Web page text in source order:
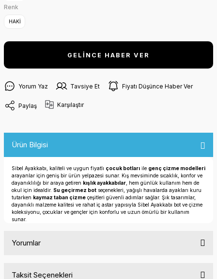
Renk
HAKİ
GELİNCE HABER VER
Yorum Yaz Tavsiye Et Fiyatı Düşünce Haber Ver
Paylaş Karşılaştır
Ürün Bilgisi
Sibel Ayakkabı, kaliteli ve uygun fiyatlı çocuk botları ile genç çizme modelleri
arayanlar için geniş bir ürün yelpazesi sunar. Kış mevsiminde sıcaklık, konfor ve
dayanıklılığı bir araya getiren kışlık ayakkabılar , hem günlük kullanım hem de
okul için idealdir. Su geçirmez bot seçenekleri, yağışlı havalarda ayakları kuru
tutarken kaymaz taban çizme çeşitleri güvenli adımlar sağlar. Şık tasarımlar,
dayanıklı malzeme kalitesi ve rahat iç astar yapısıyla Sibel Ayakkabı bot ve çizme
koleksiyonu, çocuklar ve gençler için konforlu ve uzun ömürlü bir kullanım
sunar.
Yorumlar
Taksit Seçenekleri